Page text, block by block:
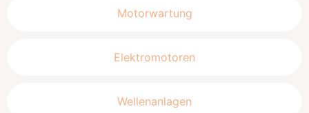
Motorwartung
Elektromotoren
Wellenanlagen